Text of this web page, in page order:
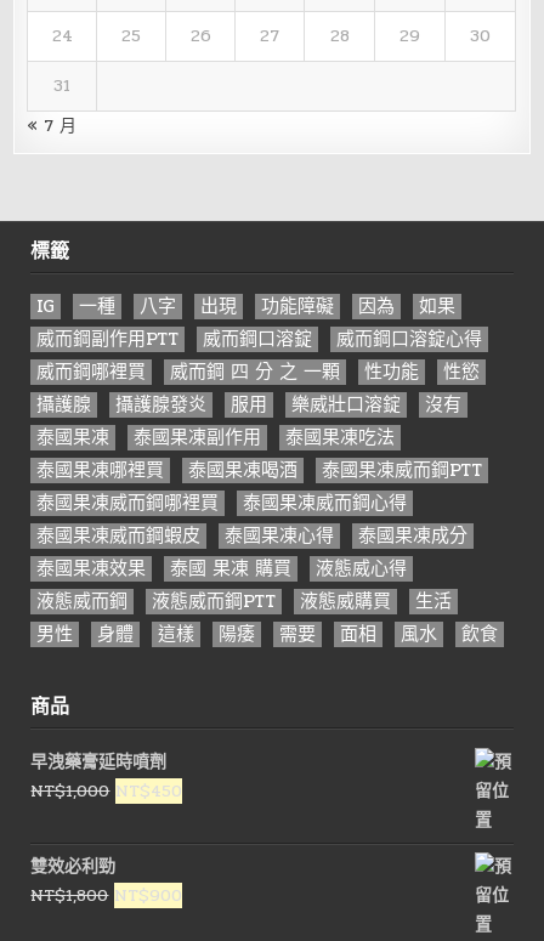
24
25 26 27 28 29
30
31
« 7 月
標籤
IG 一種 八字 出現 功能障礙 因為
如果
威而鋼副作用PTT
威而鋼口溶錠
威而鋼口溶錠心得
威而鋼哪裡買
威而鋼 四 分 之 一顆 性功能
性慾
攝護腺
攝護腺發炎 服用 樂威壯口溶錠
沒有
泰國果凍
泰國果凍副作用
泰國果凍吃法
泰國果凍哪裡買
泰國果凍喝酒
泰國果凍威而鋼PTT
泰國果凍威而鋼哪裡買
泰國果凍威而鋼心得
泰國果凍威而鋼蝦皮
泰國果凍心得
泰國果凍成分
泰國果凍效果
泰國 果凍 購買
液態威心得
液態威而鋼
液態威而鋼PTT 液態威購買
生活
男性
身體 這樣 陽痿 需要 面相 風水 飲食
商品
早洩藥膏延時噴劑
NT$1,000 原
價
格：
NT$1,000。
NT$450
價
格：
NT$450。
雙效必利勁
NT$1,800 原
NT$900